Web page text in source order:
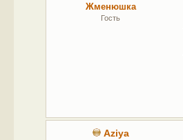
Жменюшка
Гость
Aziya